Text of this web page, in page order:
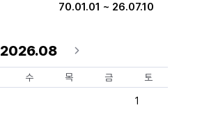
70.01.01 ~ 26.07.10
2026.08
수 목 금 토
1